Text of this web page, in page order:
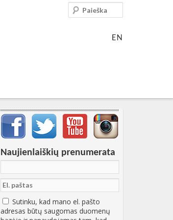
EN
Paieška
Svarbių įrašų meniu
Naujienlaiškių prenumerata
Sutinku, kad mano el. pašto
adresas būtų saugomas duomenų